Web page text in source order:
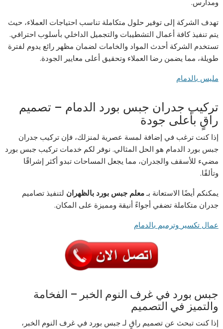
ومدارس.
تهدف الشركة إلى توفير حلول متكاملة تناسب احتياجات العملاء، حيث
يتم تنفيذ كافة أعمال التشطيبات والتجميل الداخلي بأسلوب احترافي.
تستخدم الشركة أحدث المواد والخامات لضمان مظهر رائع يدوم لفترة
طويلة، مما يضمن رضا العملاء وتحقيق أعلى معايير الجودة.
مليس بالدمام
تركيب جدران جبس بورد الدمام – تصميم
راقٍ بأعلى جودة
إذا كنت ترغب في إضافة لمسة عصرية لمنزلك، فإن تركيب جدران
جبس بورد الدمام هو الحل المثالي. نوفر لكم خدمات تركيب جبس بورد
مضيء للأسقف والجدران، مما يجعل المساحات تبدو أكثر إشراقًا
وتألقًا.
يمكنكم أيضًا الاستعانة بـمعلم جبس بورد بالظهران لتنفيذ تصاميم
جدران متكاملة تضفي أجواءً أنيقة ومميزة على المكان.
عمال تكسير وترميم بالدمام
جبس بورد في غرف النوم الخبر – الفخامة
والتميز في التصميم
إذا كنت تبحث عن تصميم راقٍ لـ جبس بورد في غرف النوم الخبر،